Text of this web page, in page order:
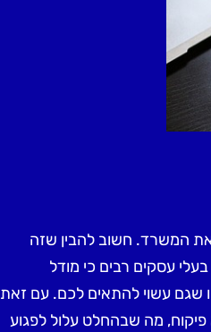
את המשרד. חשוב להבין שזה
עסקים רבים כי מודל
שגם עשוי להתאים לכם. עם זאת
מה שבהחלט עלול לפגוע